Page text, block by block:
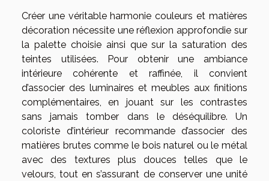
Créer une véritable harmonie couleurs et matières
décoration nécessite une réflexion approfondie sur
la palette choisie ainsi que sur la saturation des
teintes utilisées. Pour obtenir une ambiance
intérieure cohérente et raffinée, il convient
d’associer des luminaires et meubles aux finitions
complémentaires, en jouant sur les contrastes
sans jamais tomber dans le déséquilibre. Un
coloriste d’intérieur recommande d’associer des
matières brutes comme le bois naturel ou le métal
avec des textures plus douces telles que le
velours, tout en s’assurant de conserver une unité